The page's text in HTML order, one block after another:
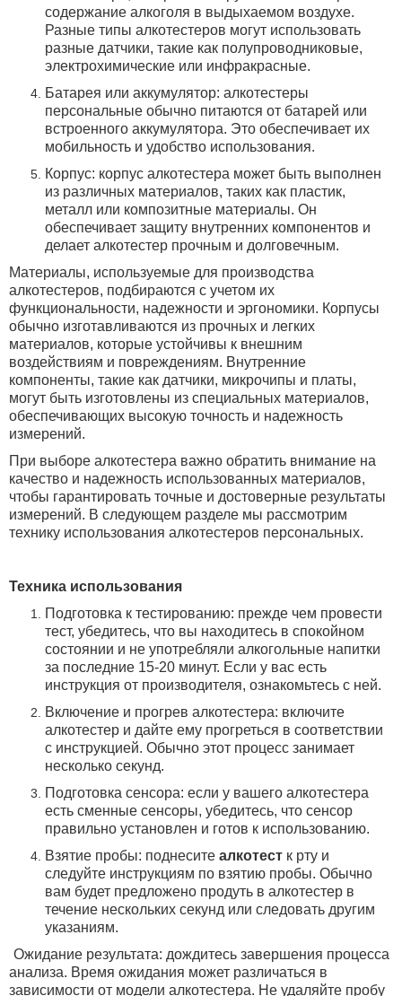
содержание алкоголя в выдыхаемом воздухе.
Разные типы алкотестеров могут использовать
разные датчики, такие как полупроводниковые,
электрохимические или инфракрасные.
Батарея или аккумулятор: алкотестеры
персональные обычно питаются от батарей или
встроенного аккумулятора. Это обеспечивает их
мобильность и удобство использования.
Корпус: корпус алкотестера может быть выполнен
из различных материалов, таких как пластик,
металл или композитные материалы. Он
обеспечивает защиту внутренних компонентов и
делает алкотестер прочным и долговечным.
Материалы, используемые для производства
алкотестеров, подбираются с учетом их
функциональности, надежности и эргономики. Корпусы
обычно изготавливаются из прочных и легких
материалов, которые устойчивы к внешним
воздействиям и повреждениям. Внутренние
компоненты, такие как датчики, микрочипы и платы,
могут быть изготовлены из специальных материалов,
обеспечивающих высокую точность и надежность
измерений.
При выборе алкотестера важно обратить внимание на
качество и надежность использованных материалов,
чтобы гарантировать точные и достоверные результаты
измерений. В следующем разделе мы рассмотрим
технику использования алкотестеров персональных.
Техника использования
Подготовка к тестированию: прежде чем провести
тест, убедитесь, что вы находитесь в спокойном
состоянии и не употребляли алкогольные напитки
за последние 15-20 минут. Если у вас есть
инструкция от производителя, ознакомьтесь с ней.
Включение и прогрев алкотестера: включите
алкотестер и дайте ему прогреться в соответствии
с инструкцией. Обычно этот процесс занимает
несколько секунд.
Подготовка сенсора: если у вашего алкотестера
есть сменные сенсоры, убедитесь, что сенсор
правильно установлен и готов к использованию.
Взятие пробы: поднесите алкотест к рту и
следуйте инструкциям по взятию пробы. Обычно
вам будет предложено продуть в алкотестер в
течение нескольких секунд или следовать другим
указаниям.
Ожидание результата: дождитесь завершения процесса
анализа. Время ожидания может различаться в
зависимости от модели алкотестера. Не удаляйте пробу